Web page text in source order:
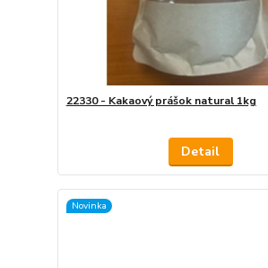
22330 - Kakaový prášok natural 1kg
Detail
Novinka